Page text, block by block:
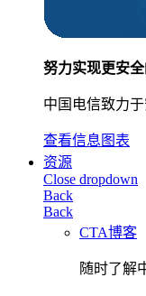
努力实现更安
中国电信致力
查看信息图表
资源
Close dropdown
Back
Back
CTA博客
随时了解